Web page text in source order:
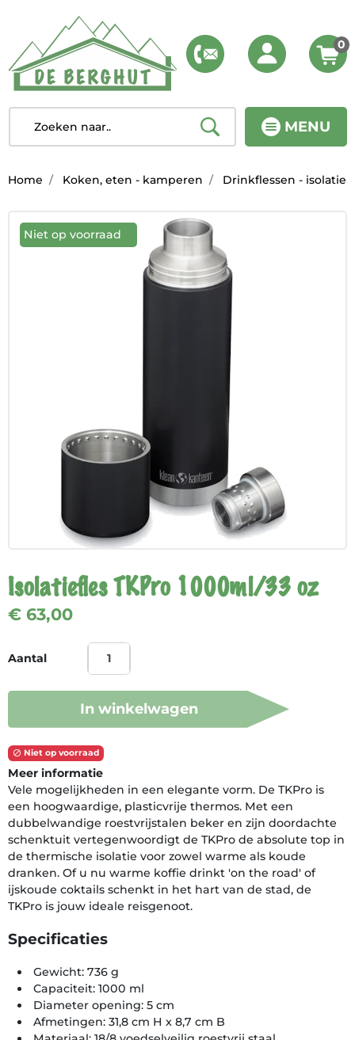
MENU
0
Home Koken, eten - kamperen Drinkflessen - isolatie
Niet op voorraad
Isolatiefles TKPro 1000ml/33 oz
€ 63,00
Aantal
In winkelwagen
 Niet op voorraad
Meer informatie
Vele mogelijkheden in een elegante vorm. De TKPro is
een hoogwaardige, plasticvrije thermos. Met een
dubbelwandige roestvrijstalen beker en zijn doordachte
schenktuit vertegenwoordigt de TKPro de absolute top in
de thermische isolatie voor zowel warme als koude
dranken. Of u nu warme koffie drinkt 'on the road' of
ijskoude coktails schenkt in het hart van de stad, de
TKPro is jouw ideale reisgenoot.
Specificaties
Gewicht: 736 g
Capaciteit: 1000 ml
Diameter opening: 5 cm
Afmetingen: 31,8 cm H x 8,7 cm B